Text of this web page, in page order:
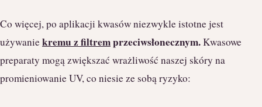
Co więcej, po aplikacji kwasów niezwykle istotne jest
używaniekremu z filtremprzeciwsłonecznym.Kwasowe
preparaty mogą zwiększać wrażliwość naszej skóry na
promieniowanie UV, co niesie ze sobą ryzyko: